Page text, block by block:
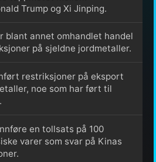
Trump og Xi Jinping.
blant annet omhandlet handel
på sjeldne jordmetaller.
restriksjoner på eksport
noe som har ført til
en tollsats på 100
varer som svar på Kinas